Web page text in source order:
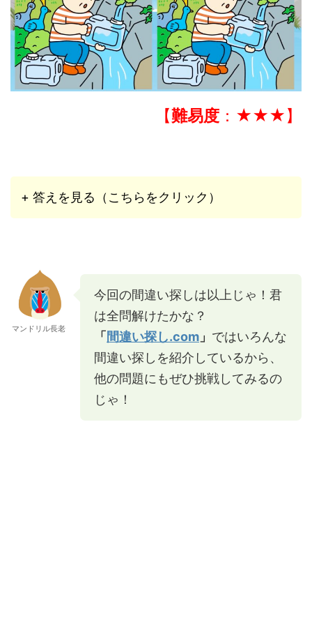
【難易度 ：★★★】
+ 答えを見る（こちらをクリック）
マンドリル長老
今回の間違い探しは以上じゃ！君
は全問解けたかな？
「 間違い探し.com 」 ではいろんな
間違い探しを紹介しているから、
他の問題にもぜひ挑戦してみるの
じゃ！